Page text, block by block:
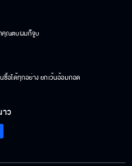
คุณตบผมก็จูบ
นซื้อได้ทุกอย่าง ยกเว้นอ้อมกอด
บเทพเจ้าดาวเหนือ
าว